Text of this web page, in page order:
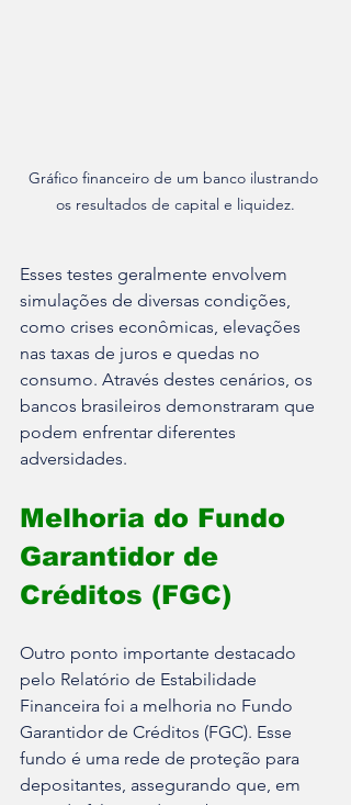
Gráfico financeiro de um banco ilustrando
os resultados de capital e liquidez.
Esses testes geralmente envolvem
simulações de diversas condições,
como crises econômicas, elevações
nas taxas de juros e quedas no
consumo. Através destes cenários, os
bancos brasileiros demonstraram que
podem enfrentar diferentes
adversidades.
Melhoria do Fundo
Garantidor de
Créditos (FGC)
Outro ponto importante destacado
pelo Relatório de Estabilidade
Financeira foi a melhoria no Fundo
Garantidor de Créditos (FGC). Esse
fundo é uma rede de proteção para
depositantes, assegurando que, em